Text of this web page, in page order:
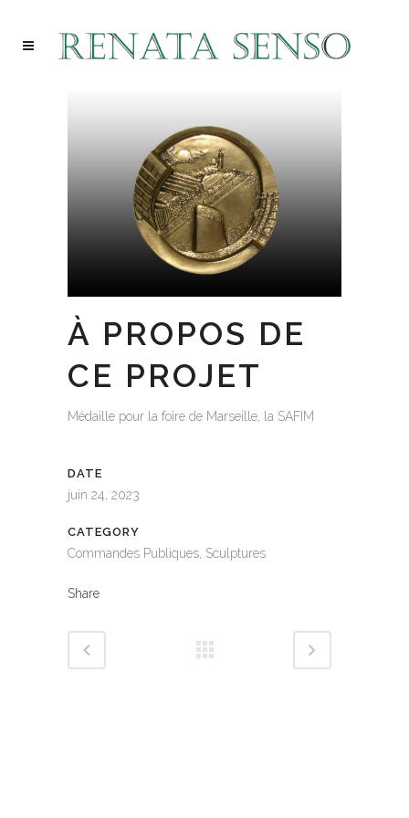
À PROPOS DE
CE PROJET
Médaille pour la foire de Marseille, la SAFIM
DATE
juin 24, 2023
CATEGORY
Commandes Publiques, Sculptures
Share